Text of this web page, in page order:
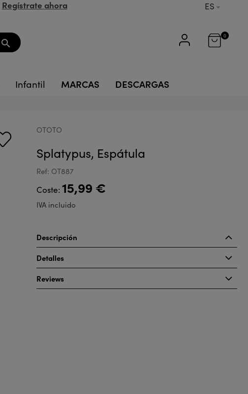
Regístrate ahora ES
search
0
Infantil MARCAS DESCARGAS
OTOTO
Splatypus, Espátula
Ref: OT887
Coste: 15,99 €
IVA incluido
Descripción
Detalles
Reviews